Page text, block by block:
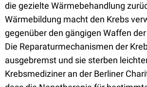
die gezielte Wärmebehandlung
Wärmebildung macht den Krebs
gegenüber den gängigen Waffen
Die Reparaturmechanismen der
ausgebremst und sie sterben
Krebsmediziner an der Berliner